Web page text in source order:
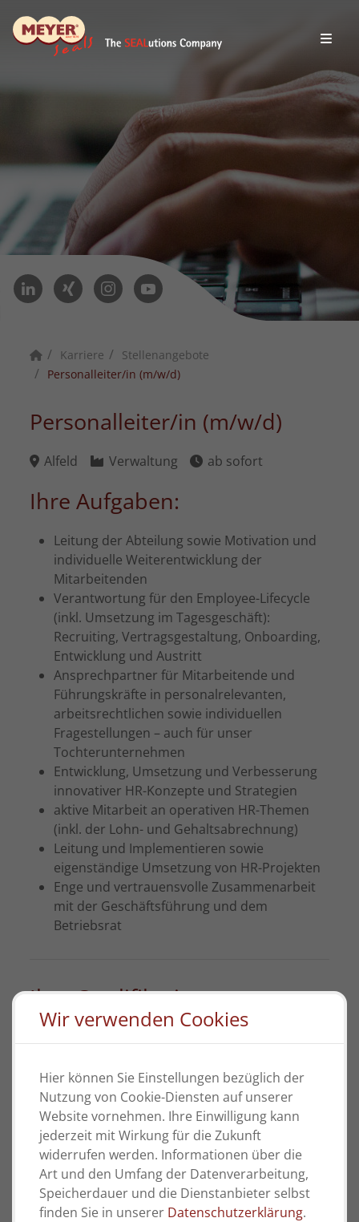
Karriere
Stellenangebote
Personalleiter/in (m/w/d)
Personalleiter/in (m/w/d)
Alfeld Verwaltung ab sofort
Ihre Aufgaben:
Leitung der Abteilung sowie Motivation und
individuelle Weiterentwicklung der
Mitarbeitenden
Verantwortung für den Employee-Lifecycle
(inkl. Umsetzung im Tagesgeschäft):
Recruiting, Vertragsgestaltung, Onboarding,
Entwicklung und Austritt
Ansprechpartner für Mitarbeitende und
Führungskräfte in personalrelevanten,
arbeitsrechtlichen sowie individuellen
Fragestellungen – auch für unser
Tochterunternehmen
Entwicklung, Umsetzung und Verbesserung
innovativer HR-Konzepte und Strategien
aktive Mitarbeit an operativen HR-Themen
(inkl. der Lohn- und Gehaltsabrechnung)
Leitung und Implementieren sowie
eigenständige Umsetzung von HR-Projekten
Enge und vertrauensvolle Zusammenarbeit
mit der Geschäftsführung und dem
Betriebsrat
Ihre Qualifikation:
Schwerpunkt Personalmanagement,
Wirtschaftspsychologie oder einer
vergleichbaren Qualifikation
Einschlägige Berufs- und Führungserfahrung
im Personalbereich, vorzugsweise im
Produktionsumfeld, sowie Erfahrungen im
Bereich Lohn- und Gehaltsabrechnung
Strukturierte, lösungsorientierte
Wir verwenden Cookies
Hier können Sie Einstellungen bezüglich der
Nutzung von Cookie-Diensten auf unserer
Website vornehmen. Ihre Einwilligung kann
jederzeit mit Wirkung für die Zukunft
widerrufen werden. Informationen über die
Art und den Umfang der Datenverarbeitung,
Speicherdauer und die Dienstanbieter selbst
finden Sie in unserer Datenschutzerklärung.